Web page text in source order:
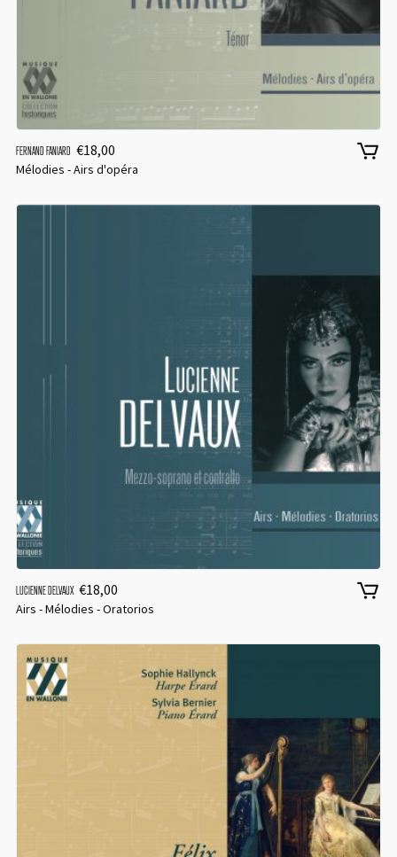
FERNAND FANIARD €18,00
Mélodies - Airs d'opéra
LUCIENNE DELVAUX €18,00
Airs - Mélodies - Oratorios